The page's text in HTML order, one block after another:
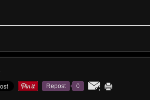
Repost 0